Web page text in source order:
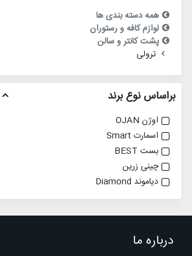
همه دسته بندی ها
لوازم کافه و رستوران
پشت کانتر و سالن
ترولی
براساس نوع برند
اوژن OJAN
اسمارت Smart
بست BEST
چینی زرین
دیاموند Diamond
درباره ما